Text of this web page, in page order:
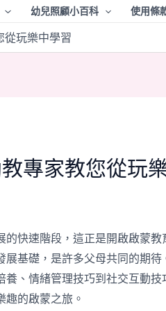
幼兒照顧小百科 使用條
從玩樂中學習
專家教您從玩
快速階段，這正是開啟啟蒙教
基礎，是許多父母共同的期待
、情緒管理技巧到社交互動技
的啟蒙之旅。